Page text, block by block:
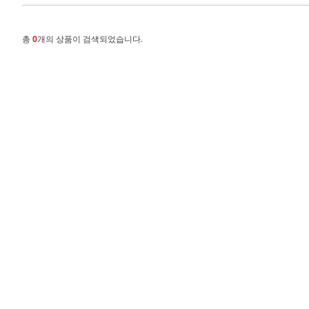
총 0개의 상품이 검색되었습니다.